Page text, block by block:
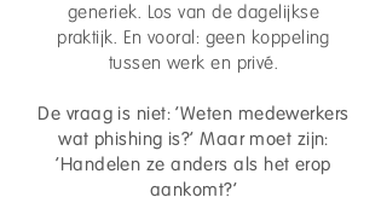
generiek. Los van de dagelijkse
praktijk. En vooral: geen koppeling
tussen werk en privé.
De vraag is niet: 'Weten medewerkers
wat phishing is?' Maar moet zijn:
'Handelen ze anders als het erop
aankomt?'